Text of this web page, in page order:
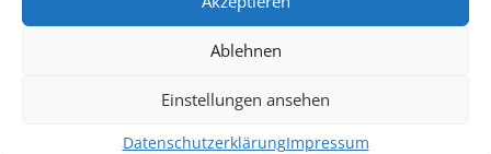
Ablehnen
Einstellungen ansehen
DatenschutzerklärungImpressum
Den Kulturpass können Sie jetzt auch digital beantragen.
unterschriebenzusammen mit demaktuellen